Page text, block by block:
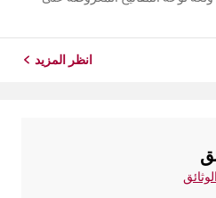
انظر المزيد